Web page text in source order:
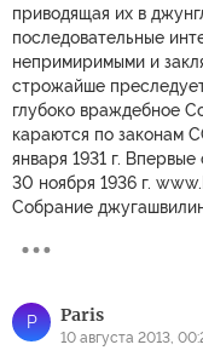
приводящая их в
последовательные
непримиримыми и
строжайше
глубоко враждебное
караются по законам
января 1931 г.
30 ноября 1936 г.
Собрание
P Paris
10 августа 2013,